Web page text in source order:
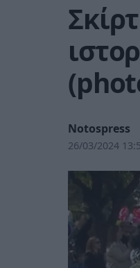
Notospress
26/03/2024